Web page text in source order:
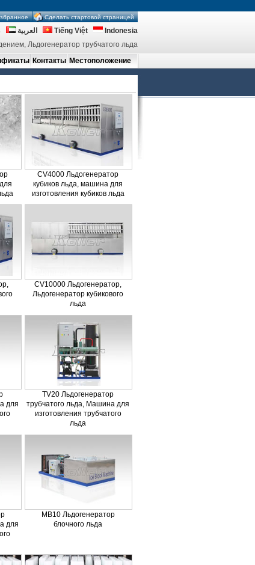
Сделать стартовой страницей
العربية Tiếng Việt
Indonesia
Льдогенератор трубчатого льда
Контакты Местоположение
CV4000 Льдогенератор
кубиков льда, машина для
изготовления кубиков льда
CV10000 Льдогенератор,
Льдогенератор кубикового
льда
для
TV20 Льдогенератор
трубчатого льда, Машина для
изготовления трубчатого
льда
для
MB10 Льдогенератор
блочного льда